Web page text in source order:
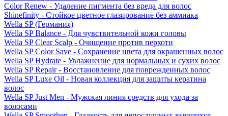
Color Renew - Удаление пигмента без вреда для волос
Shinefinity - Стойкое цветное глазирование без аммиака
Wella SP (Германия)
Wella SP Balance - Для чувствительной кожи головы
Wella SP Clear Scalp - Очищение против перхоти
Wella SP Color Save - Сохранение цвета для окрашенных волос
Wella SP Hydrate - Увлажнение для нормальных и сухих волос
Wella SP Repair - Восстановление для поврежденных волос
Wella SP Luxe Oil - Новая коллекция для защиты кератина
волос
Wella SP Just Men - Мужская линия средств для ухода за
волосами